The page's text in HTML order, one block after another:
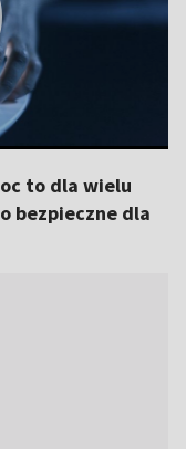
to dla wielu
bezpieczne dla